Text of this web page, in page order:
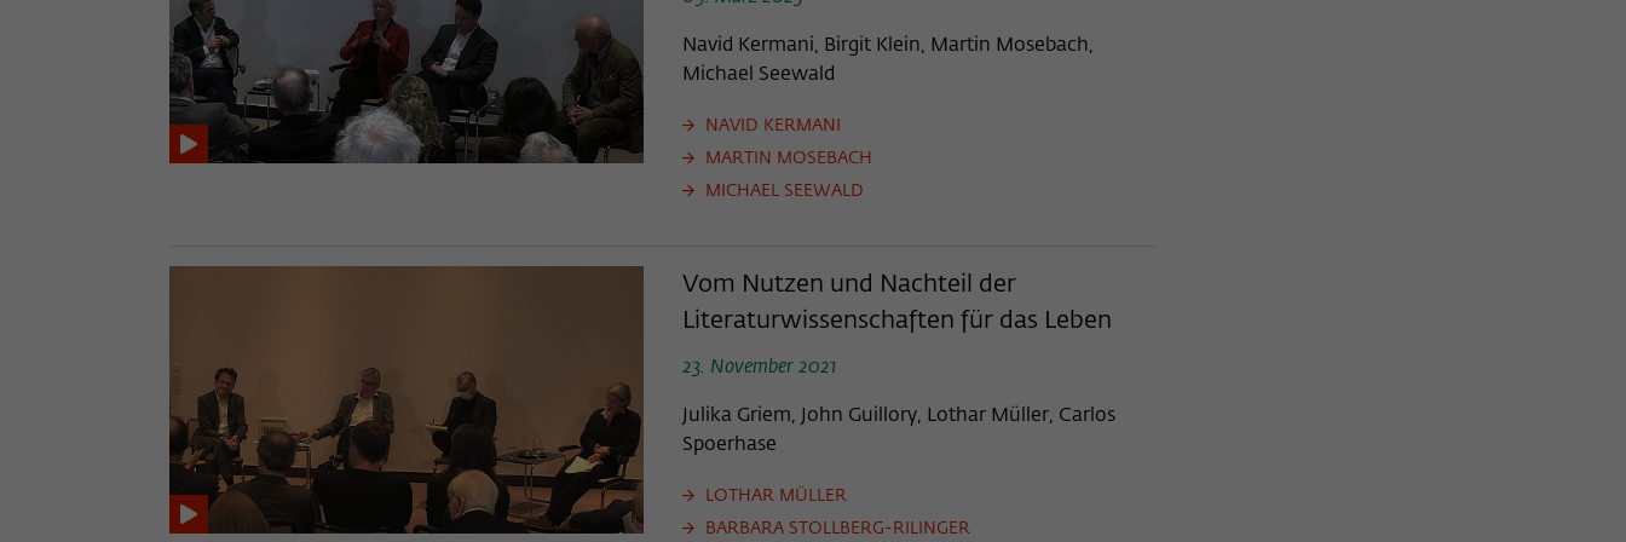
Navid Kermani, Birgit Klein, Martin Mosebach,
Michael Seewald
NAVID KERMANI
MARTIN MOSEBACH
MICHAEL SEEWALD
Vom Nutzen und Nachteil der
Literaturwissenschaften für das Leben
23. November 2021
Julika Griem, John Guillory, Lothar Müller, Carlos
Spoerhase
LOTHAR MÜLLER
BARBARA STOLLBERG-RILINGER
Name
Anbieter Matomo
Laufzeit 30 Minuten